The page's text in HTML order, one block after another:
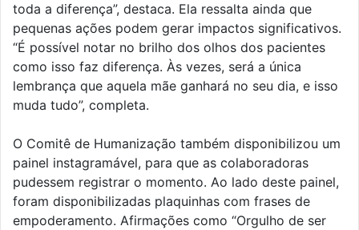
toda a diferença”, destaca. Ela ressalta ainda que
pequenas ações podem gerar impactos significativos.
“É possível notar no brilho dos olhos dos pacientes
como isso faz diferença. Às vezes, será a única
lembrança que aquela mãe ganhará no seu dia, e isso
muda tudo”, completa.
O Comitê de Humanização também disponibilizou um
painel instagramável, para que as colaboradoras
pudessem registrar o momento. Ao lado deste painel,
foram disponibilizadas plaquinhas com frases de
empoderamento. Afirmações como “Orgulho de ser